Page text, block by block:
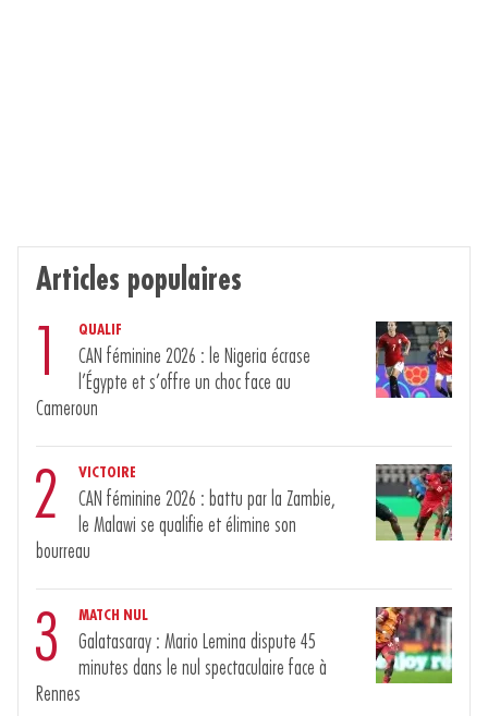
Articles populaires
QUALIF
CAN féminine 2026 : le Nigeria écrase
l’Égypte et s’offre un choc face au
Cameroun
2 VICTOIRE
CAN féminine 2026 : battu par la Zambie,
le Malawi se qualifie et élimine son
bourreau
3 MATCH NUL
Galatasaray : Mario Lemina dispute 45
minutes dans le nul spectaculaire face à
Rennes